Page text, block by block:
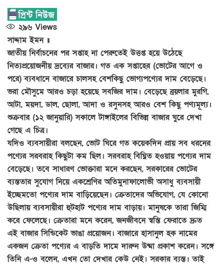
২৯৬ Views
সাদ্দাম ইমন ॥
জাতীয় নির্বাচনের পর সপ্তাহ না পেরুতেই উত্তপ্ত হয়ে উঠেছে
নিত্যপ্রয়োজনীয় দ্রব্যের বাজার। গত এক সপ্তাহের (ভোটের আগে ও
পরে) ব্যবধানে বাজারে চালসহ বেশকিছু ভোগ্যপণ্যের দাম বেড়েছে।
ভরা মৌসুমে আরও চড়া হয়েছে সবজির দাম। বেড়েছে ব্রয়লার মুরগি,
আটা, ময়দা, ডাল, ছোলা, আদা ও রসুনসহ আরও বেশ কিছু পণ্যমূল্য।
শুক্রবার (১২ জানুয়ারি) সকালে টাঙ্গাইলের বিভিন্ন বাজার ঘুরে দেখা
গেছে এ চিত্র।
যদিও ব্যবসায়ীরা বলছেন, ভোট ঘিরে গত কয়েকদিন প্রায় সব ধরনের
পণ্যের সরবরাহ কিছুটা কম ছিল। সরবরাহ বিঘ্নিত হওয়ায় পণ্যের দাম
বেড়েছে। তবে সাধারণ ভোক্তারা মনে করছেন, সরকারের ভোটের
ব্যস্ততার সুযোগ নিয়ে একশ্রেণির অতিমুনাফালোভী অসাধু ব্যবসায়ী
ইচ্ছেমতো পণ্যের দাম বাড়িয়েছেন। ক্রেতাদের অভিযোগ, যে কোনো
উছিলায় ব্যবসায়ীরা হুটহাট পণ্যের দাম বাড়ায়। মানুষকে তারা জিম্মি
করে ফেলেছে। ক্রেতারা মনে করেন, জনজীবনে স্বস্তি ফেরাতে দ্রুত
এই বাজার সিন্ডিকেট ভাঙা প্রয়োজন। বাজারে হাসানুল হক নামের
একজন ক্রেতা পণ্যের এ বাড়তি দামে দারুন উষ্মা প্রকাশ করেন। সঙ্গে
তিনি এ-ও বলেন, এখন তো দেখার কেউ নেই। সরকার ব্যস্ত। তাই